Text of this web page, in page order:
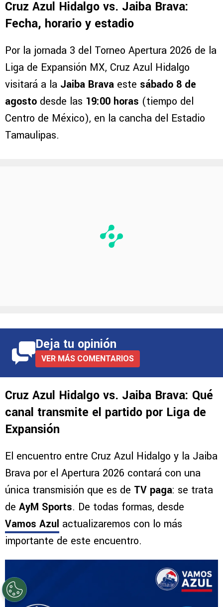
Cruz Azul Hidalgo vs. Jaiba Brava:
Fecha, horario y estadio
Por la jornada 3 del Torneo Apertura 2026 de la
Liga de Expansión MX, Cruz Azul Hidalgo
visitará a la Jaiba Brava este sábado 8 de
agosto desde las 19:00 horas (tiempo del
Centro de México), en la cancha del Estadio
Tamaulipas.
Deja tu opinión
VER MÁS COMENTARIOS
Cruz Azul Hidalgo vs. Jaiba Brava: Qué
canal transmite el partido por Liga de
Expansión
El encuentro entre Cruz Azul Hidalgo y la Jaiba
Brava por el Apertura 2026 contará con una
única transmisión que es de TV paga: se trata
de AyM Sports. De todas formas, desde
Vamos Azul actualizaremos con lo más
importante de este encuentro.